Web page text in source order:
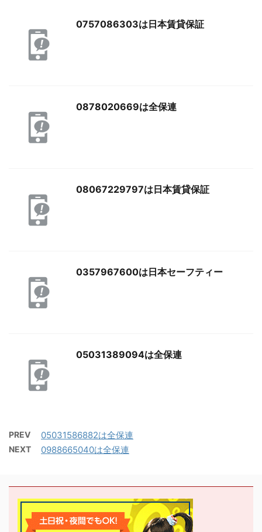
0757086303は日本賃貸保証
0878020669は全保連
08067229797は日本賃貸保証
0357967600は日本セーフティー
05031389094は全保連
PREV 05031586882は全保連
NEXT 0988665040は全保連